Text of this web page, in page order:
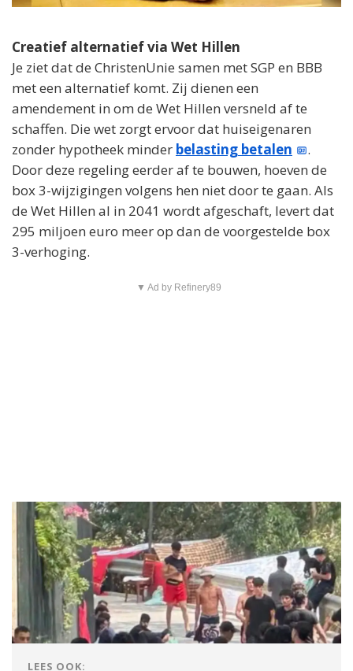
Creatief alternatief via Wet Hillen
Je ziet dat de ChristenUnie samen met SGP en BBB
met een alternatief komt. Zij dienen een
amendement in om de Wet Hillen versneld af te
schaffen. Die wet zorgt ervoor dat huiseigenaren
zonder hypotheek minder belasting betalen
.
Door deze regeling eerder af te bouwen, hoeven de
box 3-wijzigingen volgens hen niet door te gaan. Als
de Wet Hillen al in 2041 wordt afgeschaft, levert dat
295 miljoen euro meer op dan de voorgestelde box
3-verhoging.
▼ Ad by Refinery89
LEES OOK: